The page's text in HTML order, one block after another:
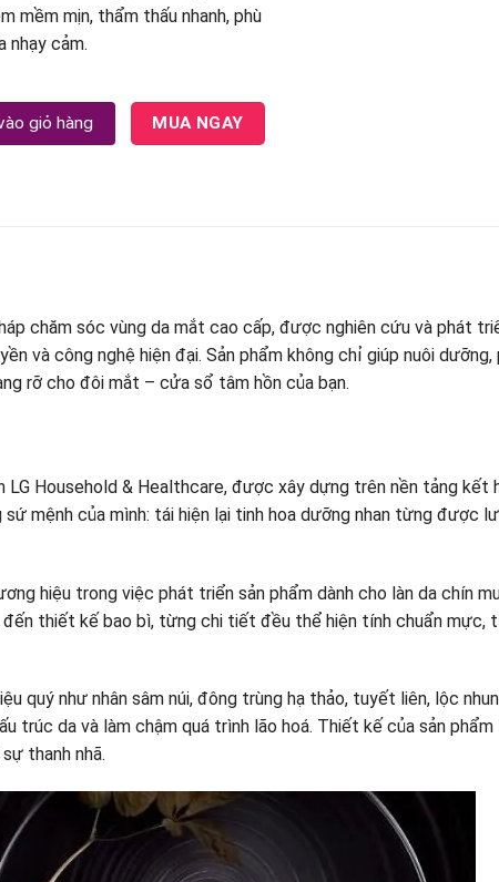
mềm mịn, thẩm thấu nhanh, phù
nhạy cảm.
Hwanyu Imperial Youth Contour Eye Cream quantity
giỏ hàng MUA NGAY
chăm sóc vùng da mắt cao cấp, được nghiên cứu và phát
và công nghệ hiện đại. Sản phẩm không chỉ giúp nuôi dưỡng,
rỡ cho đôi mắt – cửa sổ tâm hồn của bạn.
Household & Healthcare, được xây dựng trên nền tảng kết
mệnh của mình: tái hiện lại tinh hoa dưỡng nhan từng được
hiệu trong việc phát triển sản phẩm dành cho làn da chín
thiết kế bao bì, từng chi tiết đều thể hiện tính chuẩn mực,
quý như nhân sâm núi, đông trùng hạ thảo, tuyết liên, lộc
trúc da và làm chậm quá trình lão hoá. Thiết kế của sản
thanh nhã.